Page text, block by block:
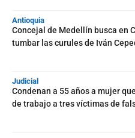
Antioquia
Concejal de Medellín busca en
tumbar las curules de Iván
Judicial
Condenan a 55 años a mujer
de trabajo a tres víctimas de